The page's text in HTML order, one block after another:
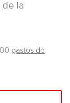
de la
gastos de